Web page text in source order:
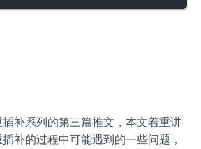
补系列的第三篇推文，本文着重讲
补的过程中可能遇到的一些问题，